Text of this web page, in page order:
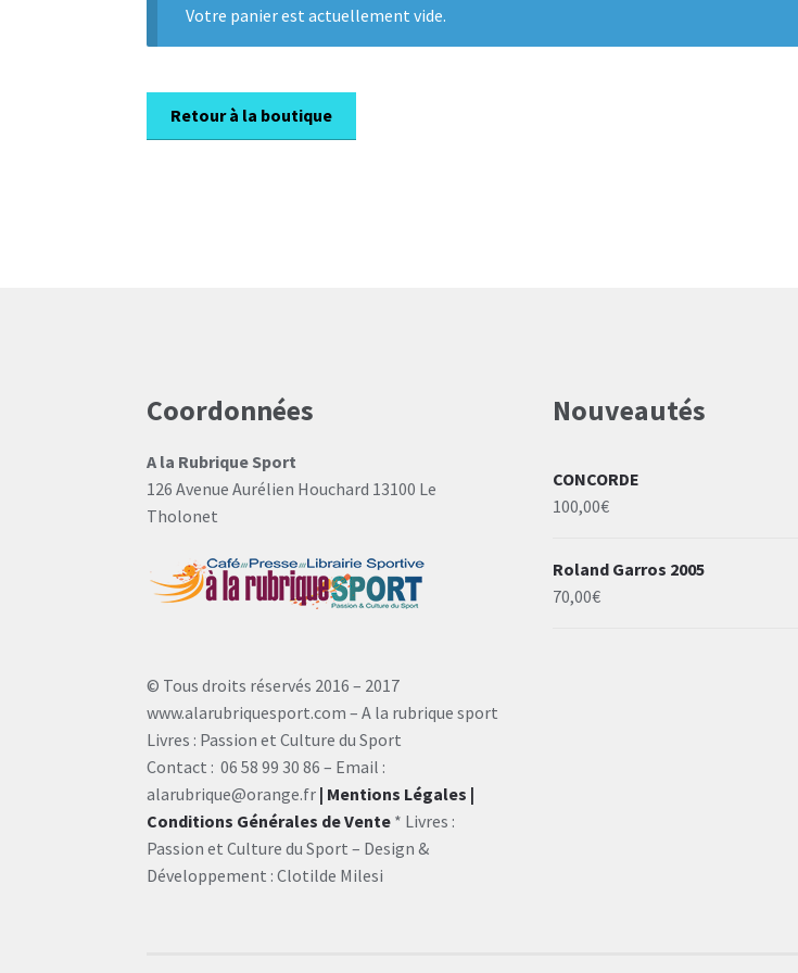
Votre panier est actuellement vide.
Retour à la boutique
Coordonnées
A la Rubrique Sport
126 Avenue Aurélien Houchard 13100 Le
Tholonet
© Tous droits réservés 2016 – 2017
www.alarubriquesport.com – A la rubrique sport
Livres : Passion et Culture du Sport
Contact : 06 58 99 30 86 – Email :
alarubrique@orange.fr | Mentions Légales |
Conditions Générales de Vente* Livres :
Passion et Culture du Sport – Design &
Développement : Clotilde Milesi
Nouveautés
CONCORDE
100,00€
Roland Garros 2005
70,00€